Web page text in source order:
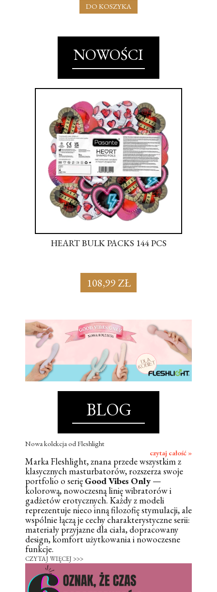
DO KOSZYKA
NOWOŚCI
HEART BULK PACKS 144 PCS
108,99 ZŁ
BLOG
Nowa kolekcja od Fleshlight
czytaj całość »
Marka Fleshlight, znana przede wszystkim z
klasycznych masturbatorów, rozszerza swoje
portfolio o serię Good Vibes Only —
kolorową, nowoczesną linię wibratorów i
gadżetów erotycznych. Każdy z modeli
reprezentuje nieco inną filozofię stymulacji, ale
wspólnie łączą je cechy charakterystyczne serii:
materiały przyjazne dla ciała, dopracowany
design, komfort użytkowania i nowoczesne
funkcje.
CZYTAJ WIĘCEJ >>>